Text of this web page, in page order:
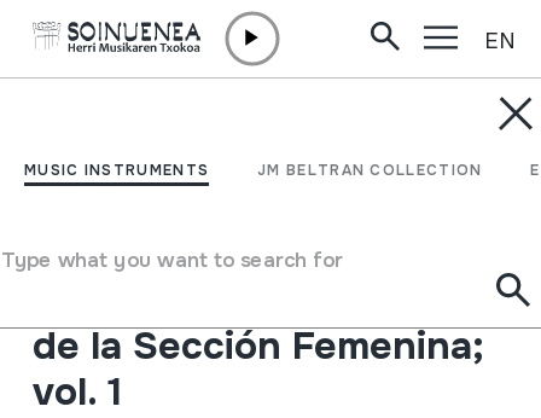
MUSIC INSTRUMENTS JM BELTRAN COLLECTION
Type what you want to search for
EN
Repertorio musical
del "Archivo de
de la Sección Femenina;
vol. 1